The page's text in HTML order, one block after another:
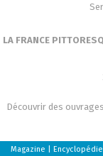
LA FRANCE
Découvrir des
Magazine |Encyclopédie